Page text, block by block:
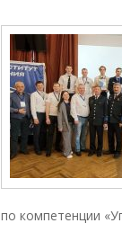
по компетенции